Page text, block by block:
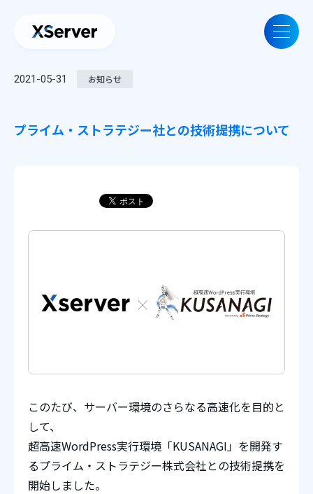
2021-05-31 お知らせ
プライム・ストラテジー社との技術提携について
このたび、サーバー環境のさらなる高速化を目的と
して、
超高速WordPress実行環境「KUSANAGI」を開発す
るプライム・ストラテジー株式会社との技術提携を
開始しました。